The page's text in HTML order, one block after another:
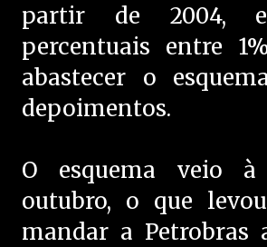
partir de 2004, e
percentuais entre
abastecer o
depoimentos.
O esquema veio
outubro, o que
mandar a Petrobras